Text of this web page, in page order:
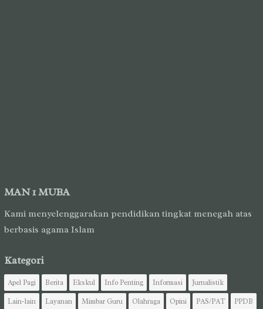
MAN 1 MUBA
Kami menyelenggarakan pendidikan tingkat menegah atas
berbasis agama Islam
Kategori
Apel Pagi Berita Ekskul Info Penting Informasi
Jurnalistik
Lain-lain
Layanan Mimbar Guru Olahraga Opini PAS/PAT PPDB